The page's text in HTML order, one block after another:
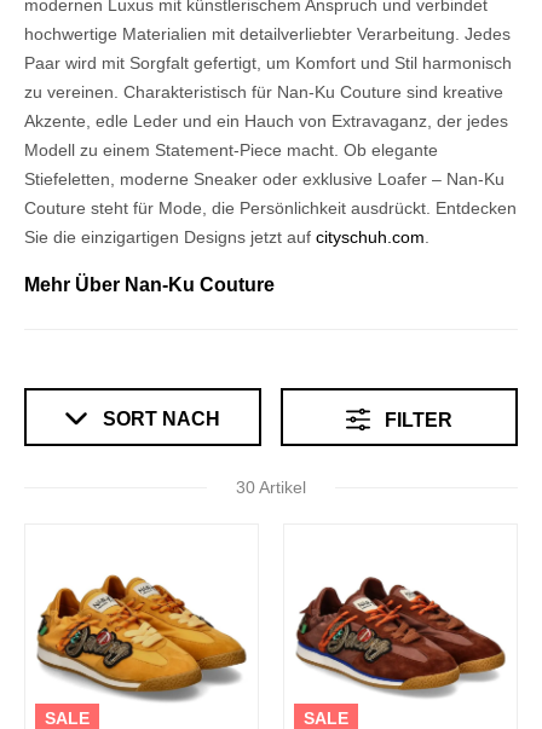
modernen Luxus mit künstlerischem Anspruch und verbindet
hochwertige Materialien mit detailverliebter Verarbeitung. Jedes
Paar wird mit Sorgfalt gefertigt, um Komfort und Stil harmonisch
zu vereinen. Charakteristisch für Nan-Ku Couture sind kreative
Akzente, edle Leder und ein Hauch von Extravaganz, der jedes
Modell zu einem Statement-Piece macht. Ob elegante
Stiefeletten, moderne Sneaker oder exklusive Loafer – Nan-Ku
Couture steht für Mode, die Persönlichkeit ausdrückt. Entdecken
Sie die einzigartigen Designs jetzt auf cityschuh.com
Mehr Über Nan-Ku Couture
SORT NACH FILTER
30 Artikel
SALE SALE